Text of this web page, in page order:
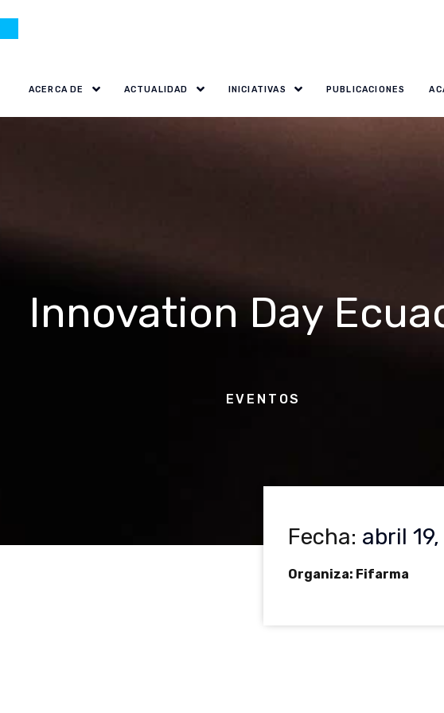
ACERCA DE ACTUALIDAD INICIATIVAS PUBLICACIONES
Innovation Day
EVENTOS
Fecha: abril
Organiza: Fifarma